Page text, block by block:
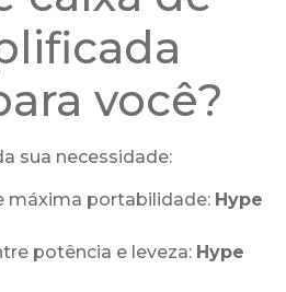
você?
sua necessidade:
máxima portabilidade: Hype
potência e leveza: Hype